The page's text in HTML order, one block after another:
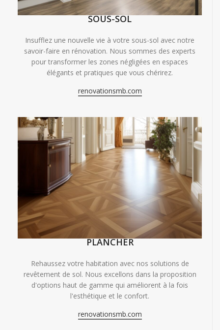
SOUS-SOL
Insufflez une nouvelle vie à votre sous-sol avec notre
savoir-faire en rénovation. Nous sommes des experts
pour transformer les zones négligées en espaces
élégants et pratiques que vous chérirez.
renovationsmb.com
PLANCHER
Rehaussez votre habitation avec nos solutions de
revêtement de sol. Nous excellons dans la proposition
d'options haut de gamme qui améliorent à la fois
l'esthétique et le confort.
renovationsmb.com